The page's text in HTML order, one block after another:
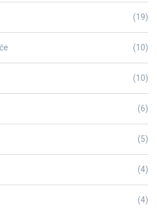
(19)
(10)
(10)
(6)
(5)
(4)
(4)